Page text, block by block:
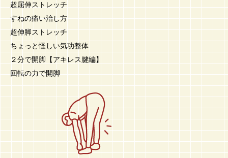
超屈伸ストレッチ
すねの痛い治し方
超伸脚ストレッチ
ちょっと怪しい気功整体
２分で開脚【アキレス腱編】
回転の力で開脚